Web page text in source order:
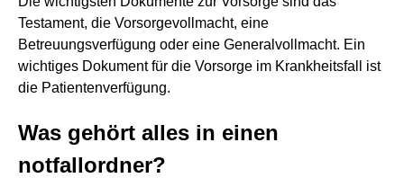
Testament, die Vorsorgevollmacht, eine
Betreuungsverfügung oder eine Generalvollmacht. Ein
wichtiges Dokument für die Vorsorge im Krankheitsfall ist
die Patientenverfügung.
Was gehört alles in einen
notfallordner?